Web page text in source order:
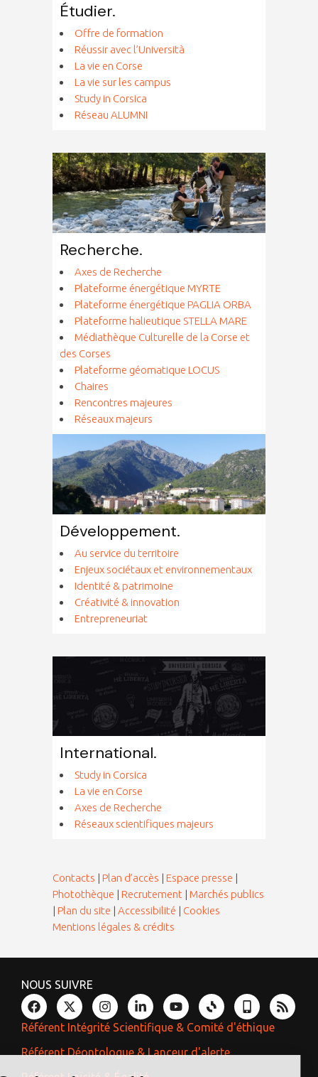
Étudier.
Offre de formation
Réussir avec l’Università
La vie en Corse
La vie sur les campus
Study in Corsica
Réseau ALUMNI
Recherche.
Axes de Recherche
Plateforme énergétique MYRTE
Plateforme énergétique PAGLIA ORBA
Plateforme halieutique STELLA MARE
Médiathèque Culturelle de la Corse et
des Corses
Plateforme géomatique LOCUS
Chaires
Rencontres majeures
Réseaux majeurs
Développement.
Au service du territoire
Enjeux sociétaux et environnementaux
Identité & patrimoine
Créativité & innovation
Entrepreneuriat
International.
Study in Corsica
La vie en Corse
Axes de Recherche
Réseaux scientifiques majeurs
Contacts | Plan d’accès | Espace presse |
Photothèque | Recrutement | Marchés publics
| Plan du site | Accessibilité | Cookies
Mentions légales & crédits
NOUS SUIVRE
Référent Intégrité Scientifique & Comité d'éthique
Référent Déontologue & Lanceur d'alerte